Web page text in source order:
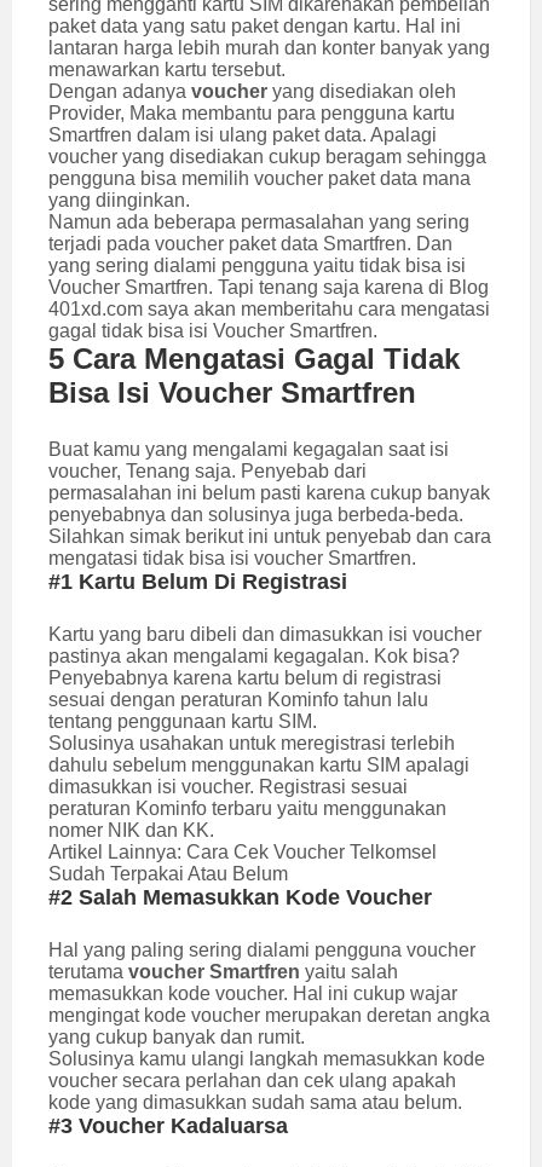
sering mengganti kartu SIM dikarenakan pembelian
paket data yang satu paket dengan kartu. Hal ini
lantaran harga lebih murah dan konter banyak yang
menawarkan kartu tersebut.
Dengan adanya voucher yang disediakan oleh
Provider, Maka membantu para pengguna kartu
Smartfren dalam isi ulang paket data. Apalagi
voucher yang disediakan cukup beragam sehingga
pengguna bisa memilih voucher paket data mana
yang diinginkan.
Namun ada beberapa permasalahan yang sering
terjadi pada voucher paket data Smartfren. Dan
yang sering dialami pengguna yaitu tidak bisa isi
Voucher Smartfren. Tapi tenang saja karena di Blog
401xd.com saya akan memberitahu cara mengatasi
gagal tidak bisa isi Voucher Smartfren.
5 Cara Mengatasi Gagal Tidak
Bisa Isi Voucher Smartfren
Buat kamu yang mengalami kegagalan saat isi
voucher, Tenang saja. Penyebab dari
permasalahan ini belum pasti karena cukup banyak
penyebabnya dan solusinya juga berbeda-beda.
Silahkan simak berikut ini untuk penyebab dan cara
mengatasi tidak bisa isi voucher Smartfren.
#1 Kartu Belum Di Registrasi
Kartu yang baru dibeli dan dimasukkan isi voucher
pastinya akan mengalami kegagalan. Kok bisa?
Penyebabnya karena kartu belum di registrasi
sesuai dengan peraturan Kominfo tahun lalu
tentang penggunaan kartu SIM.
Solusinya usahakan untuk meregistrasi terlebih
dahulu sebelum menggunakan kartu SIM apalagi
dimasukkan isi voucher. Registrasi sesuai
peraturan Kominfo terbaru yaitu menggunakan
nomer NIK dan KK.
Artikel Lainnya: Cara Cek Voucher Telkomsel
Sudah Terpakai Atau Belum
#2 Salah Memasukkan Kode Voucher
Hal yang paling sering dialami pengguna voucher
terutama voucher Smartfren yaitu salah
memasukkan kode voucher. Hal ini cukup wajar
mengingat kode voucher merupakan deretan angka
yang cukup banyak dan rumit.
Solusinya kamu ulangi langkah memasukkan kode
voucher secara perlahan dan cek ulang apakah
kode yang dimasukkan sudah sama atau belum.
#3 Voucher Kadaluarsa